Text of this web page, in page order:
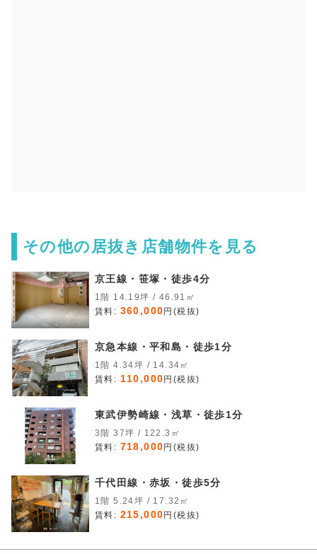
その他の居抜き店舗物件を見る
京王線・笹塚・徒歩4分
1階 14.19坪 / 46.91㎡
賃料: 360,000 円(税抜)
京急本線・平和島・徒歩1分
1階 4.34坪 / 14.34㎡
賃料: 110,000 円(税抜)
東武伊勢崎線・浅草・徒歩1分
3階 37坪 / 122.3㎡
賃料: 718,000 円(税抜)
千代田線・赤坂・徒歩5分
1階 5.24坪 / 17.32㎡
賃料: 215,000 円(税抜)